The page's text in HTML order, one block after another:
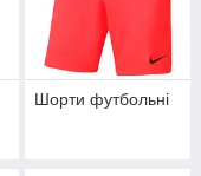
Шорти футбольні